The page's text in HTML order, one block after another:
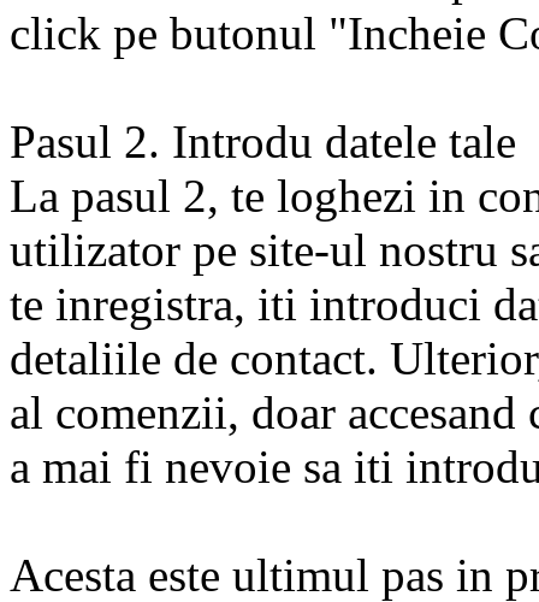
click pe butonul "Incheie
Pasul 2. Introdu datele tale
La pasul 2, te loghezi in
utilizator pe site-ul nostru
te inregistra, iti introduci
detaliile de contact.
al comenzii, doar
a mai fi nevoie sa iti
Acesta este ultimul pas in